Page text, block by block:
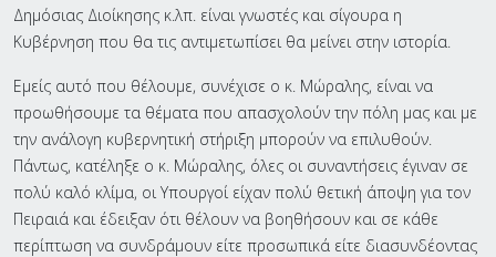
Δημόσιας Διοίκησης κ.λπ. είναι γνωστές και σίγουρα η
Κυβέρνηση που θα τις αντιμετωπίσει θα μείνει στην ιστορία.
Εμείς αυτό που θέλουμε, συνέχισε ο κ. Μώραλης, είναι να
προωθήσουμε τα θέματα που απασχολούν την πόλη μας και με
την ανάλογη κυβερνητική στήριξη μπορούν να επιλυθούν.
Πάντως, κατέληξε ο κ. Μώραλης, όλες οι συναντήσεις έγιναν σε
πολύ καλό κλίμα, οι Υπουργοί είχαν πολύ θετική άποψη για τον
Πειραιά και έδειξαν ότι θέλουν να βοηθήσουν και σε κάθε
περίπτωση να συνδράμουν είτε προσωπικά είτε διασυνδέοντας